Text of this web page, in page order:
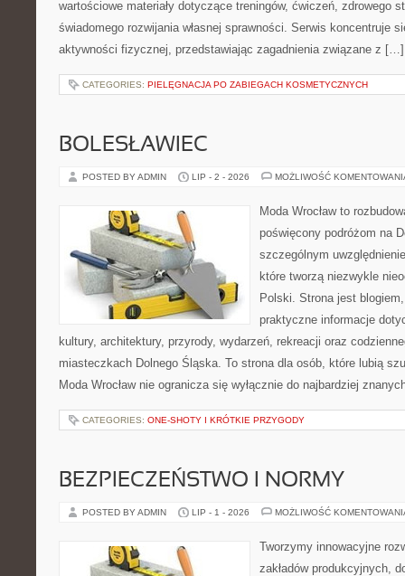
wartościowe materiały dotyczące treningów, ćwiczeń, zdrowego
świadomego rozwijania własnej sprawności. Serwis koncentruje
aktywności fizycznej, przedstawiając zagadnienia związane z […]
CATEGORIES: PIELĘGNACJA PO ZABIEGACH KOSMETYCZNYCH
BOLESŁAWIEC
POSTED BY ADMIN LIP - 2 - 2026 MOŻLIWOŚĆ
Moda Wrocław to
poświęcony podróżom na
szczególnym
które tworzą niezwykle
Polski. Strona jest
praktyczne informacje
kultury, architektury, przyrody, wydarzeń, rekreacji oraz
miasteczkach Dolnego Śląska. To strona dla osób, które lubią
Moda Wrocław nie ogranicza się wyłącznie do najbardziej
CATEGORIES: ONE-SHOTY I KRÓTKIE PRZYGODY
BEZPIECZEŃSTWO I NORMY
POSTED BY ADMIN LIP - 1 - 2026 MOŻLIWOŚĆ
Tworzymy innowacyjne
zakładów produkcyjnych,